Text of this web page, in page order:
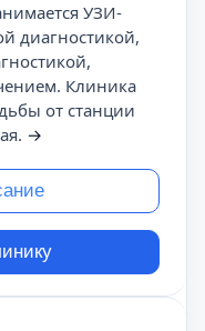
УЗИ-
диагностикой,
Клиника
от станции
→